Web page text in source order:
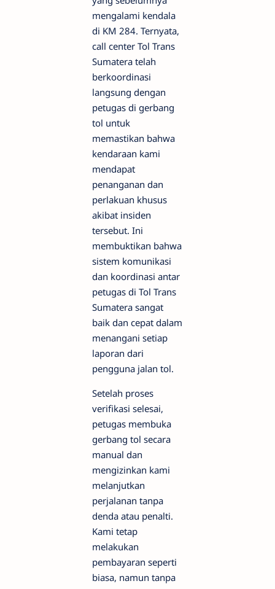
mengalami kendala
di KM 284. Ternyata,
call center Tol Trans
Sumatera telah
berkoordinasi
langsung dengan
petugas di gerbang
tol untuk
memastikan bahwa
kendaraan kami
mendapat
penanganan dan
perlakuan khusus
akibat insiden
tersebut. Ini
membuktikan bahwa
sistem komunikasi
dan koordinasi antar
petugas di Tol Trans
Sumatera sangat
baik dan cepat dalam
menangani setiap
laporan dari
pengguna jalan tol.
Setelah proses
verifikasi selesai,
petugas membuka
gerbang tol secara
manual dan
mengizinkan kami
melanjutkan
perjalanan tanpa
denda atau penalti.
Kami tetap
melakukan
pembayaran seperti
biasa, namun tanpa